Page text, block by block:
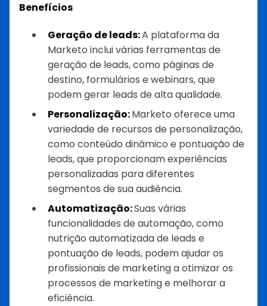
Benefícios
Geração de leads:A plataforma da
Marketo inclui várias ferramentas de
geração de leads, como páginas de
destino, formulários e webinars, que
podem gerar leads de alta qualidade.
Personalização:Marketo oferece uma
variedade de recursos de personalização,
como conteúdo dinâmico e pontuação de
leads, que proporcionam experiências
personalizadas para diferentes
segmentos de sua audiência.
Automatização:Suas várias
funcionalidades de automação, como
nutrição automatizada de leads e
pontuação de leads, podem ajudar os
profissionais de marketing a otimizar os
processos de marketing e melhorar a
eficiência.